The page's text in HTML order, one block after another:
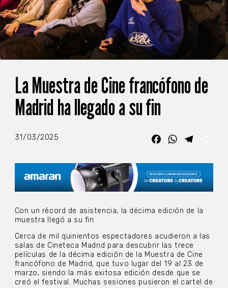
La Muestra de Cine francófono de
Madrid ha llegado a su fin
31/03/2025 FacebookWhatsApp
Con un récord de asistencia, la décima edición de la
muestra llegó a su fin
Cerca de mil quinientos espectadores acudieron a las
salas de Cineteca Madrid para descubrir las trece
películas de la décima edición de la Muestra de Cine
francófono de Madrid, que tuvo lugar del 19 al 23 de
marzo, siendo la más exitosa edición desde que se
creó el festival. Muchas sesiones pusieron el cartel de